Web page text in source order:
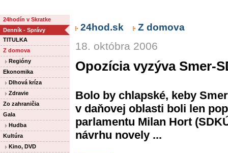
24hodín v Skratke
Denník - Správy
TITULKA
Z domova
Regióny
Ekonomika
Dlhová kríza
Zdravie
Zo zahraničia
Gala
Hudba
Kultúra
Kino, DVD
24hod.sk Z domova
18. októbra 2006
Opozícia vyzýva Smer-
Bolo by chlapské, keby
v daňovej oblasti boli len
parlamentu Milan Hort
návrhu novely ...